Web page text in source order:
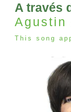
A través
Agustin
This song